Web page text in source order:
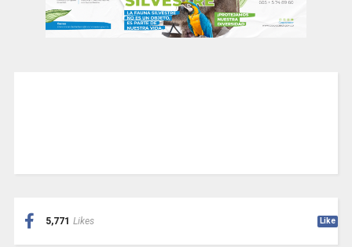
5,771 Likes Like